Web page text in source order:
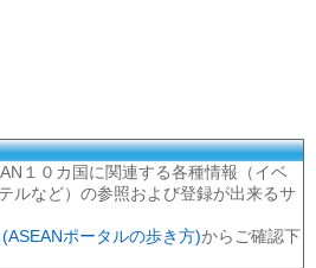
１０カ国に関連する各種情報（イベ
ルなど）の参照および登録が出来るサ
(ASEANポータルの歩き方)からご確認下